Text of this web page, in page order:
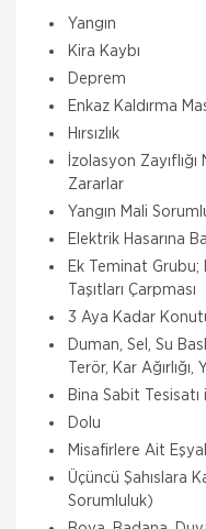
Yangın
Kira Kaybı
Deprem
Enkaz Kaldırma
Hırsızlık
İzolasyon
Zararlar
Yangın Mali
Elektrik Hasarına
Ek Teminat Grubu;
Taşıtları
3 Aya Kadar
Duman, Sel, Su
Terör, Kar
Bina Sabit Tesisatı
Dolu
Misafirlere Ait
Üçüncü Şahıslara
Sorumluluk)